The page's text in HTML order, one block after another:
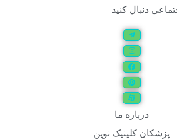
دنبال کنید
درباره ما
پزشکان کلینیک نوین